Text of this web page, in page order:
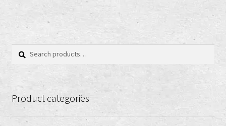
Search
Search
Product categories